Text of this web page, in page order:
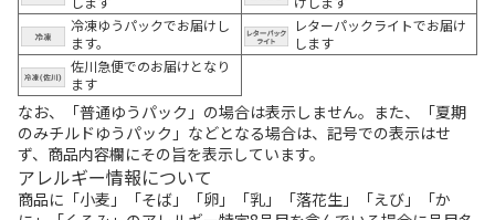
冷凍ゆうパックでお届けし
ます。
レターパックライトでお届け
します
佐川急便でのお届けとなり
ます
なお、「普通ゆうパック」の場合は表示しません。また、「夏期
のみチルドゆうパック」などとなる場合は、記号での表示はせ
ず、商品内容欄にその旨を表示しています。
アレルギー情報について
商品に「小麦」「そば」「卵」「乳」「落花生」「えび」「か